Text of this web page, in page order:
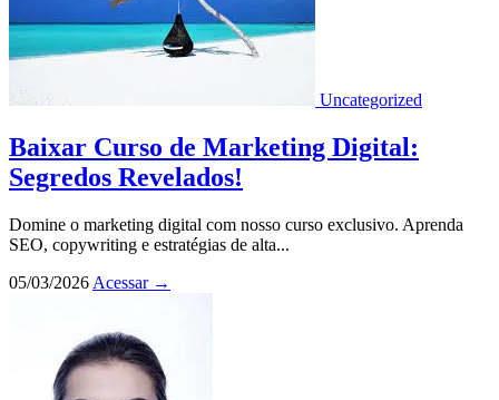
Uncategorized
Baixar Curso de Marketing Digital:
Segredos Revelados!
Domine o marketing digital com nosso curso exclusivo. Aprenda
SEO, copywriting e estratégias de alta...
05/03/2026 Acessar →